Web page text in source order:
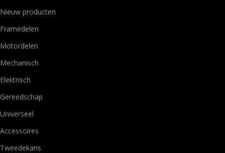
Nieuw producten
Framedelen
Motordelen
Mechanisch
Elektrisch
Gereedschap
Universeel
Accessoires
Tweedekans